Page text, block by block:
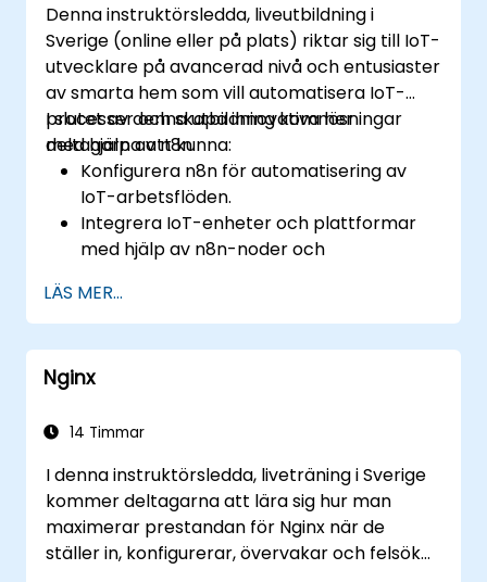
Denna instruktörsledda, liveutbildning i
Sverige (online eller på plats) riktar sig till IoT-
utvecklare på avancerad nivå och entusiaster
av smarta hem som vill automatisera IoT-
processer och skapa innovativa lösningar
med hjälp av n8n.
I slutet av denna utbildning kommer
deltagarna att kunna:
Konfigurera n8n för automatisering av
IoT-arbetsflöden.
Integrera IoT-enheter och plattformar
med hjälp av n8n-noder och
Implementera anpassade arbetsflöden
för att automatisera IoT-uppgifter och
processer.
Använd IoT-protokoll som MQTT och
Övervaka, felsök och optimera
LÄS MER...
Nginx
14 Timmar
I denna instruktörsledda, liveträning i Sverige
kommer deltagarna att lära sig hur man
maximerar prestandan för Nginx när de
ställer in, konfigurerar, övervakar och felsöker